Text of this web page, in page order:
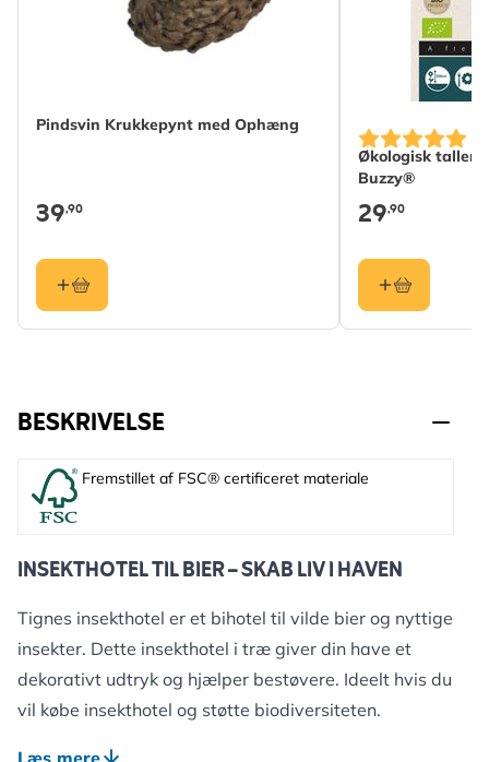
Pindsvin Krukkepynt med Ophæng
39,90
Økologisk
Buzzy®
29,90
BESKRIVELSE
Fremstillet af FSC® certificeret materiale
INSEKTHOTEL TIL BIER – SKAB LIV I HAVEN
Tignes insekthotel er et bihotel til vilde bier og nyttige
insekter. Dette insekthotel i træ giver din have et
dekorativt udtryk og hjælper bestøvere. Ideelt hvis du
vil købe insekthotel og støtte biodiversiteten.
Læs mere